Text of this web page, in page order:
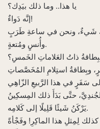
يا هذا.. وما ذلك بيَدِك؟
إنَّه دَواءٌ!
شَيءٌ، ونحن في ساعةِ طَرَبٍ
وأُنسٍ ومُتعةٍ.
ذاتُ العَلاماتِ الخَمسِ؟
حتَّى بَدَأَ ذلك المِسكِينُ
يَرْكَنُ شَيئًا قَلِيلًا إلى كَلامِه.
لِمِثلِ هذا الماكِرِ! وفَجْأةً